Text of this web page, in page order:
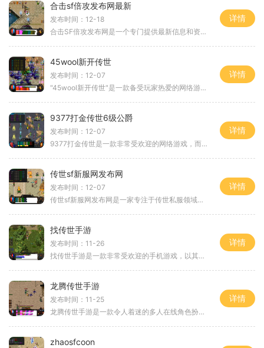
合击sf倍攻发布网最新
发布时间：12-18
合击SF倍攻发布网是一个专门提供最新信息和资源的游戏平台，吸引了大量的游戏爱好者加入其中。合击SF倍攻是一款受欢迎的多人在线角色扮演游戏，拥有丰富的游戏玩法和精彩的游戏
详情
45wool新开传世
发布时间：12-07
"45wool新开传世"是一款备受玩家热爱的网络游戏。作为传世系列的最新版本，它在游戏画面、玩法和剧情方面都有了极大地提升，为玩家们带来了更为精彩的游戏体验。玩家可以选择一个
详情
9377打金传世6级公爵
发布时间：12-07
9377打金传世是一款非常受欢迎的网络游戏，而其中的6级公爵更是众多玩家梦寐以求的目标。本文将为大家介绍9377打金传世的具体玩法以及如何获得6级公爵的方法。9377打金传世是一款
详情
传世sf新服网发布网
发布时间：12-07
传世sf新服网发布网是一家专注于传世私服领域的网站，为广大传世私服玩家提供全面的游戏资讯和服务。无论您是传世私服的老玩家还是新手玩家，都能在这里找到适合自己的游戏服务
详情
找传世手游
发布时间：11-26
找传世手游是一款非常受欢迎的手机游戏，以其精美的画面和丰富的玩法吸引了众多玩家。该游戏拥有独特的角色扮演元素，玩家可以在虚拟的游戏世界中体验到刺激的战斗和令人兴奋
详情
龙腾传世手游
发布时间：11-25
龙腾传世手游是一款令人着迷的多人在线角色扮演游戏。游戏以唯美的画面、丰富的剧情和刺激的战斗为特色，为玩家带来了一个充满奇幻和冒险的世界。在这个虚拟的游戏世界中，玩
详情
zhaosfcoon